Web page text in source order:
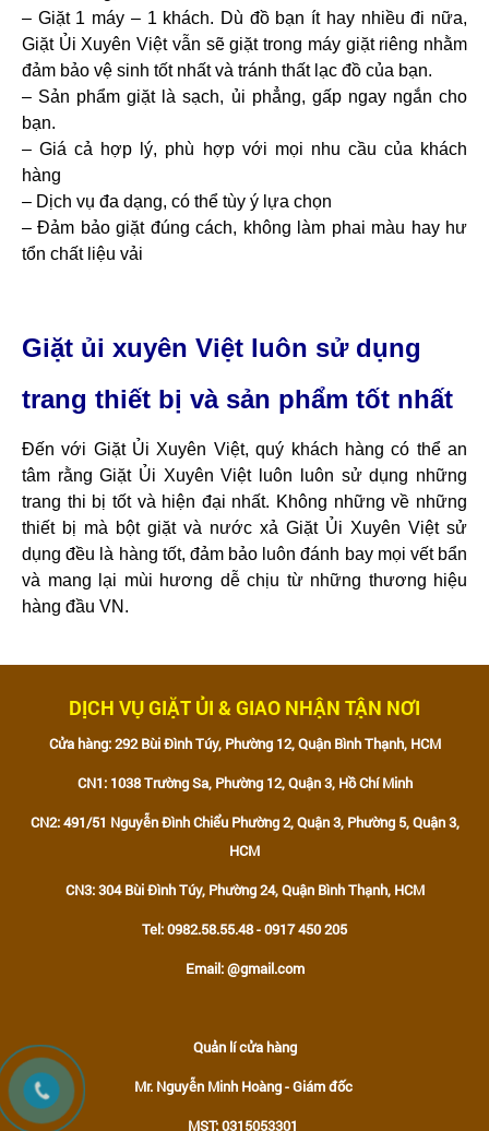
– Giặt 1 máy – 1 khách. Dù đồ bạn ít hay nhiều đi nữa,
Giặt Ủi Xuyên Việt vẫn sẽ giặt trong máy giặt riêng nhằm
đảm bảo vệ sinh tốt nhất và tránh thất lạc đồ của bạn.
– Sản phẩm giặt là sạch, ủi phẳng, gấp ngay ngắn cho
bạn.
– Giá cả hợp lý, phù hợp với mọi nhu cầu của khách
hàng
– Dịch vụ đa dạng, có thể tùy ý lựa chọn
– Đảm bảo giặt đúng cách, không làm phai màu hay hư
tổn chất liệu vải
Giặt ủi xuyên Việt luôn sử dụng
trang thiết bị và sản phẩm tốt nhất
Đến với Giặt Ủi Xuyên Việt, quý khách hàng có thể an
tâm rằng Giặt Ủi Xuyên Việt luôn luôn sử dụng những
trang thi bị tốt và hiện đại nhất. Không những về những
thiết bị mà bột giặt và nước xả Giặt Ủi Xuyên Việt sử
dụng đều là hàng tốt, đảm bảo luôn đánh bay mọi vết bẩn
và mang lại mùi hương dễ chịu từ những thương hiệu
hàng đầu VN.
DỊCH VỤ GIẶT ỦI & GIAO NHẬN TẬN NƠI
Cửa hàng: 292 Bùi Đình Túy, Phường 12, Quận Bình Thạnh, HCM
CN1: 1038 Trường Sa, Phường 12, Quận 3, Hồ Chí Minh
CN2: 491/51 Nguyễn Đình Chiểu Phường 2, Quận 3, Phường 5, Quận 3,
HCM
CN3: 304 Bùi Đình Túy, Phường 24, Quận Bình Thạnh, HCM
Tel: 0982.58.55.48 - 0917 450 205
Email: @gmail.com
Quản lí cửa hàng
Mr. Nguyễn Minh Hoàng - Giám đốc
MST: 0315053301